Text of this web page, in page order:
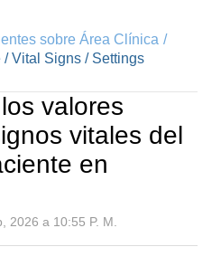
sobre Área Clínica
Vital Signs / Settings
valores
vitales del
en
2026 a 10:55 P. M.